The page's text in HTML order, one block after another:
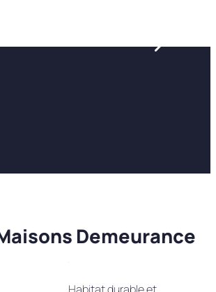
Demeurance